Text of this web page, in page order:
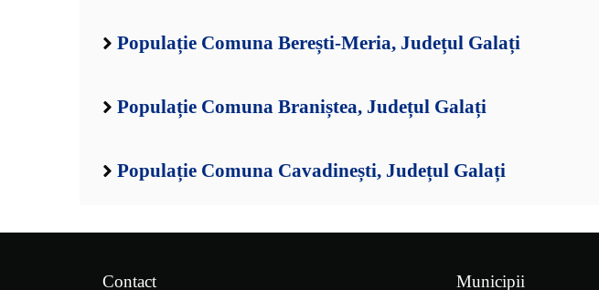
Populație Comuna Berești-Meria, Județul Galați
Populație Comuna Braniștea, Județul Galați
Populație Comuna Cavadinești, Județul Galați
Contact Municipii